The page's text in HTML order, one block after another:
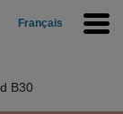
Français
B30